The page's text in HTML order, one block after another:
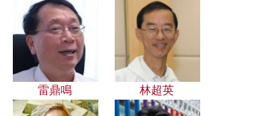
雷鼎鳴 林超英